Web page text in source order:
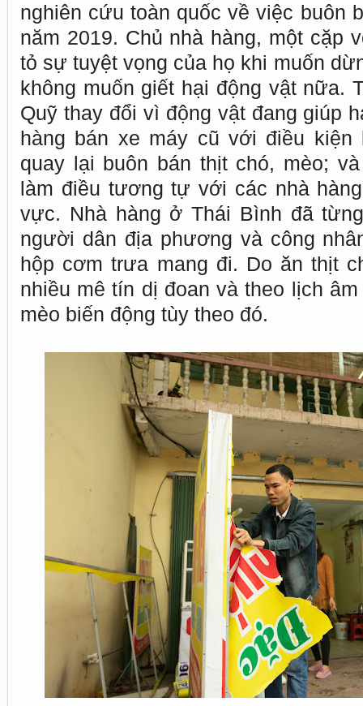
nghiên cứu toàn quốc về việc buôn
năm 2019. Chủ nhà hàng, một cặp
tỏ sự tuyệt vọng của họ khi muốn
không muốn giết hại động vật nữa.
Quỹ thay đổi vì động vật đang giúp
hàng bán xe máy cũ với điều
quay lại buôn bán thịt chó, mèo;
làm điều tương tự với các nhà
vực. Nhà hàng ở Thái Bình đã
người dân địa phương và công
hộp cơm trưa mang đi. Do ăn thịt
nhiều mê tín dị đoan và theo lịch
mèo biến động tùy theo đó.